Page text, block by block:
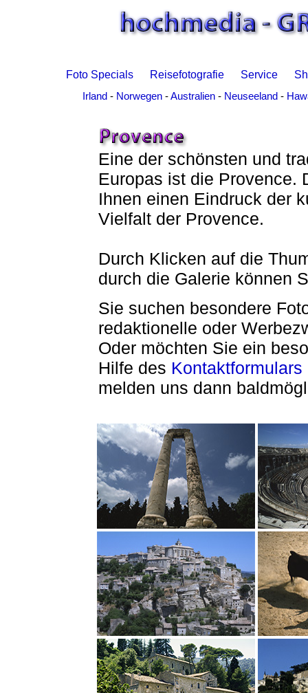
Foto Specials Reisefotografie Service
Irland - Norwegen-Australien- Neuseeland -
Eine der schönsten und
Europas ist die Provence.
Ihnen einen Eindruck der
Vielfalt der Provence.
Durch Klicken auf die
durch die Galerie können
Sie suchen besondere
redaktionelle oder
Oder möchten Sie ein
Hilfe des Kontaktformulars
melden uns dann